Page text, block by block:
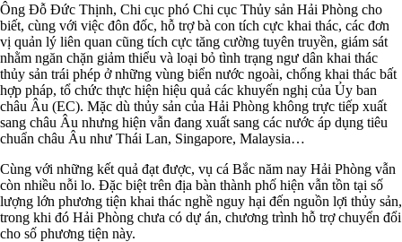
Ông Đỗ Đức Thịnh, Chi cục phó Chi cục Thủy sản Hải Phòng cho
biết, cùng với việc đôn đốc, hỗ trợ bà con tích cực khai thác, các đơn
vị quản lý liên quan cũng tích cực tăng cường tuyên truyền, giám sát
nhằm ngăn chặn giảm thiểu và loại bỏ tình trạng ngư dân khai thác
thủy sản trái phép ở những vùng biển nước ngoài, chống khai thác bất
hợp pháp, tổ chức thực hiện hiệu quả các khuyến nghị của Ủy ban
châu Âu (EC). Mặc dù thủy sản của Hải Phòng không trực tiếp xuất
sang châu Âu nhưng hiện vẫn đang xuất sang các nước áp dụng tiêu
chuẩn châu Âu như Thái Lan, Singapore, Malaysia…
Cùng với những kết quả đạt được, vụ cá Bắc năm nay Hải Phòng vẫn
còn nhiều nỗi lo. Đặc biệt trên địa bàn thành phố hiện vẫn tồn tại số
lượng lớn phương tiện khai thác nghề nguy hại đến nguồn lợi thủy sản,
trong khi đó Hải Phòng chưa có dự án, chương trình hỗ trợ chuyển đổi
cho số phương tiện này.